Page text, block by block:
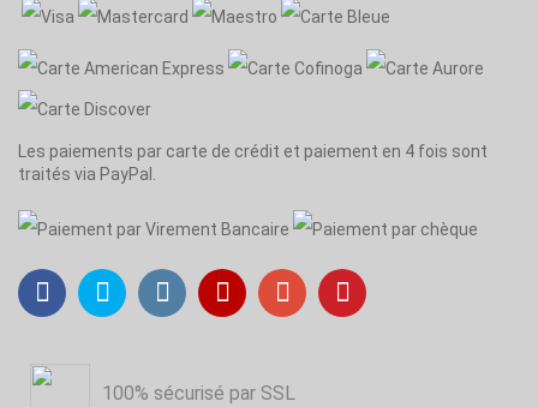
Les paiements par carte de crédit et paiement en 4 fois sont
traités via PayPal.
100% sécurisé par SSL